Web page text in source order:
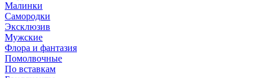
Малинки
Самородки
Эксклюзив
Мужские
Флора и фантазия
Помолвочные
По вставкам